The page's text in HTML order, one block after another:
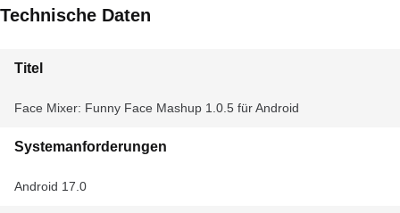
Technische Daten
Titel
Face Mixer: Funny Face Mashup 1.0.5 für Android
Systemanforderungen
Android 17.0